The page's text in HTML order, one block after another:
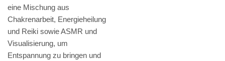
eine Mischung aus
Chakrenarbeit, Energieheilung
und Reiki sowie ASMR und
Visualisierung, um
Entspannung zu bringen und